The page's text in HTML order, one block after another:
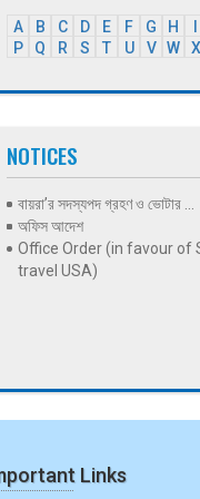
A B C D E F G H
P
Q R S T U V W X
NOTICES
বায়রা’র সদস্যপদ গ্রহণ ও ভোটার ...
অফিস আদেশ
Office Order (in favour of
travel USA)
Links